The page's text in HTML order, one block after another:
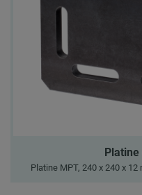
Platine
Platine MPT, 240 x 240 x